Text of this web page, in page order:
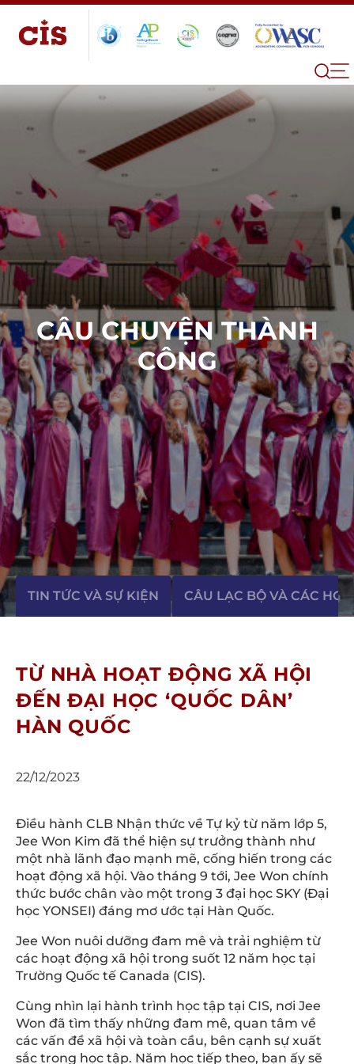
CÂU CHUYỆN THÀNH
CÔNG
TIN TỨC VÀ SỰ KIỆN CÂU LẠC BỘ VÀ CÁC
TỪ NHÀ HOẠT ĐỘNG XÃ HỘI
ĐẾN ĐẠI HỌC ‘QUỐC DÂN’
HÀN QUỐC
22/12/2023
Điều hành CLB Nhận thức về Tự kỷ từ năm lớp 5,
Jee Won Kim đã thể hiện sự trưởng thành như
một nhà lãnh đạo mạnh mẽ, cống hiến trong các
hoạt động xã hội. Vào tháng 9 tới, Jee Won chính
thức bước chân vào một trong 3 đại học SKY (Đại
học YONSEI) đáng mơ ước tại Hàn Quốc.
Jee Won nuôi dưỡng đam mê và trải nghiệm từ
các hoạt động xã hội trong suốt 12 năm học tại
Trường Quốc tế Canada (CIS).
Cùng nhìn lại hành trình học tập tại CIS, nơi Jee
Won đã tìm thấy những đam mê, quan tâm về
các vấn đề xã hội và toàn cầu, bên cạnh sự xuất
sắc trong học tập. Năm học tiếp theo, bạn ấy sẽ